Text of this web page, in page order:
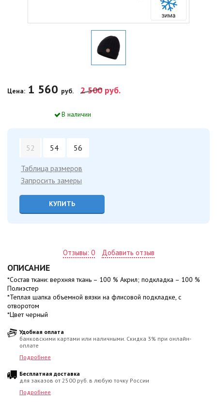
Цена: 1 560 руб. 2 500 руб.
В наличии
52 54 56
Таблица размеров
Запросить замеры
КУПИТЬ
Отзывы: 0 Добавить отзыв
ОПИСАНИЕ
*Состав ткани: верхняя ткань – 100 % Акрил; подкладка – 100 %
Полиэстер
*Теплая шапка объемной вязки на флисовой подкладке, с
отворотом
*Цвет черный
Удобная оплата
банковскими картами или наличными. Скидка 3% при онлайн-
оплате
Подробнее
Бесплатная доставка
для заказов от 2500 руб. в любую точку России
Подробнее